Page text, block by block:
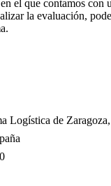
el que contamos con
la evaluación,
Logística de